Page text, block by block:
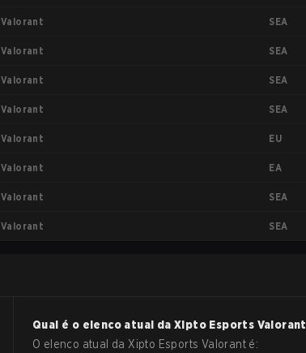
Valorant SEA
Valorant SEA
Valorant SEA
Valorant SEA
Valorant EU
Valorant EA
Valorant SEA
Valorant SEA
Qual é o elenco atual da Xipto Esports Valorant
O elenco atual da Xipto Esports Valorant é: